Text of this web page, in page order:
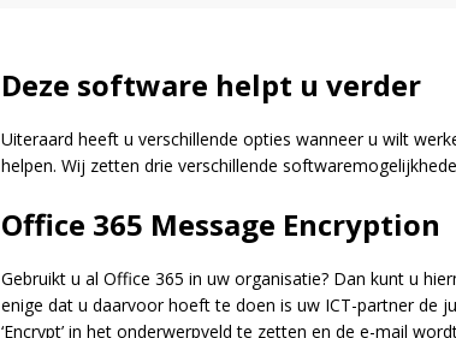
Deze software helpt u verder
Uiteraard heeft u verschillende opties wanneer u wilt
helpen. Wij zetten drie verschillende
Office 365 Message Encryption
Gebruikt u al Office 365 in uw organisatie? Dan kunt u
enige dat u daarvoor hoeft te doen is uw ICT-partner de
‘Encrypt’ in het onderwerpveld te zetten en de e-mail